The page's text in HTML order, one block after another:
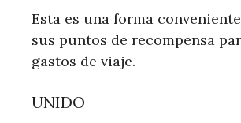
Esta es una forma
sus puntos de recompensa
gastos de viaje.
UNIDO